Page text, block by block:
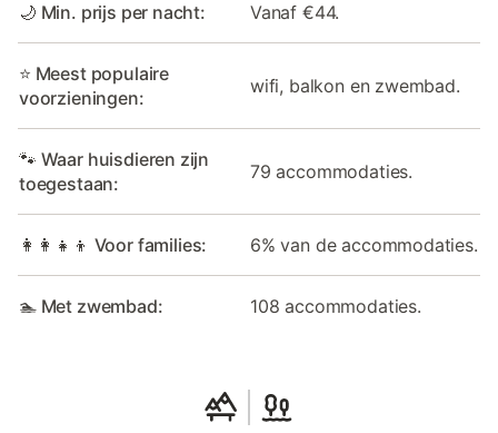
🌙 Min. prijs per nacht: Vanaf €44.
⭐ Meest populaire
voorzieningen:
wifi, balkon en zwembad.
🐾 Waar huisdieren zijn
toegestaan:
79 accommodaties.
👩‍👩‍👧‍👦 Voor families: 6% van de accommodaties.
🏊 Met zwembad: 108 accommodaties.